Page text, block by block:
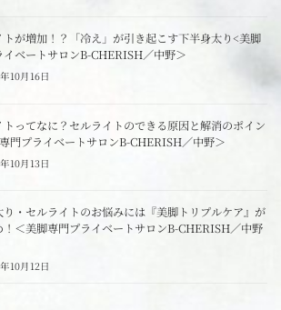
トが増加！？「冷え」が引き起こす下半身太り<美脚
イベートサロンB-CHERISH／中野＞
10月16日
トってなに？セルライトのできる原因と解消のポイン
門プライベートサロンB-CHERISH／中野＞
10月13日
り・セルライトのお悩みには『美脚トリプルケア』が
！＜美脚専門プライベートサロンB-CHERISH／中野
10月12日